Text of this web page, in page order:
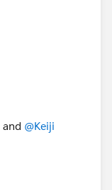
and @Keiji